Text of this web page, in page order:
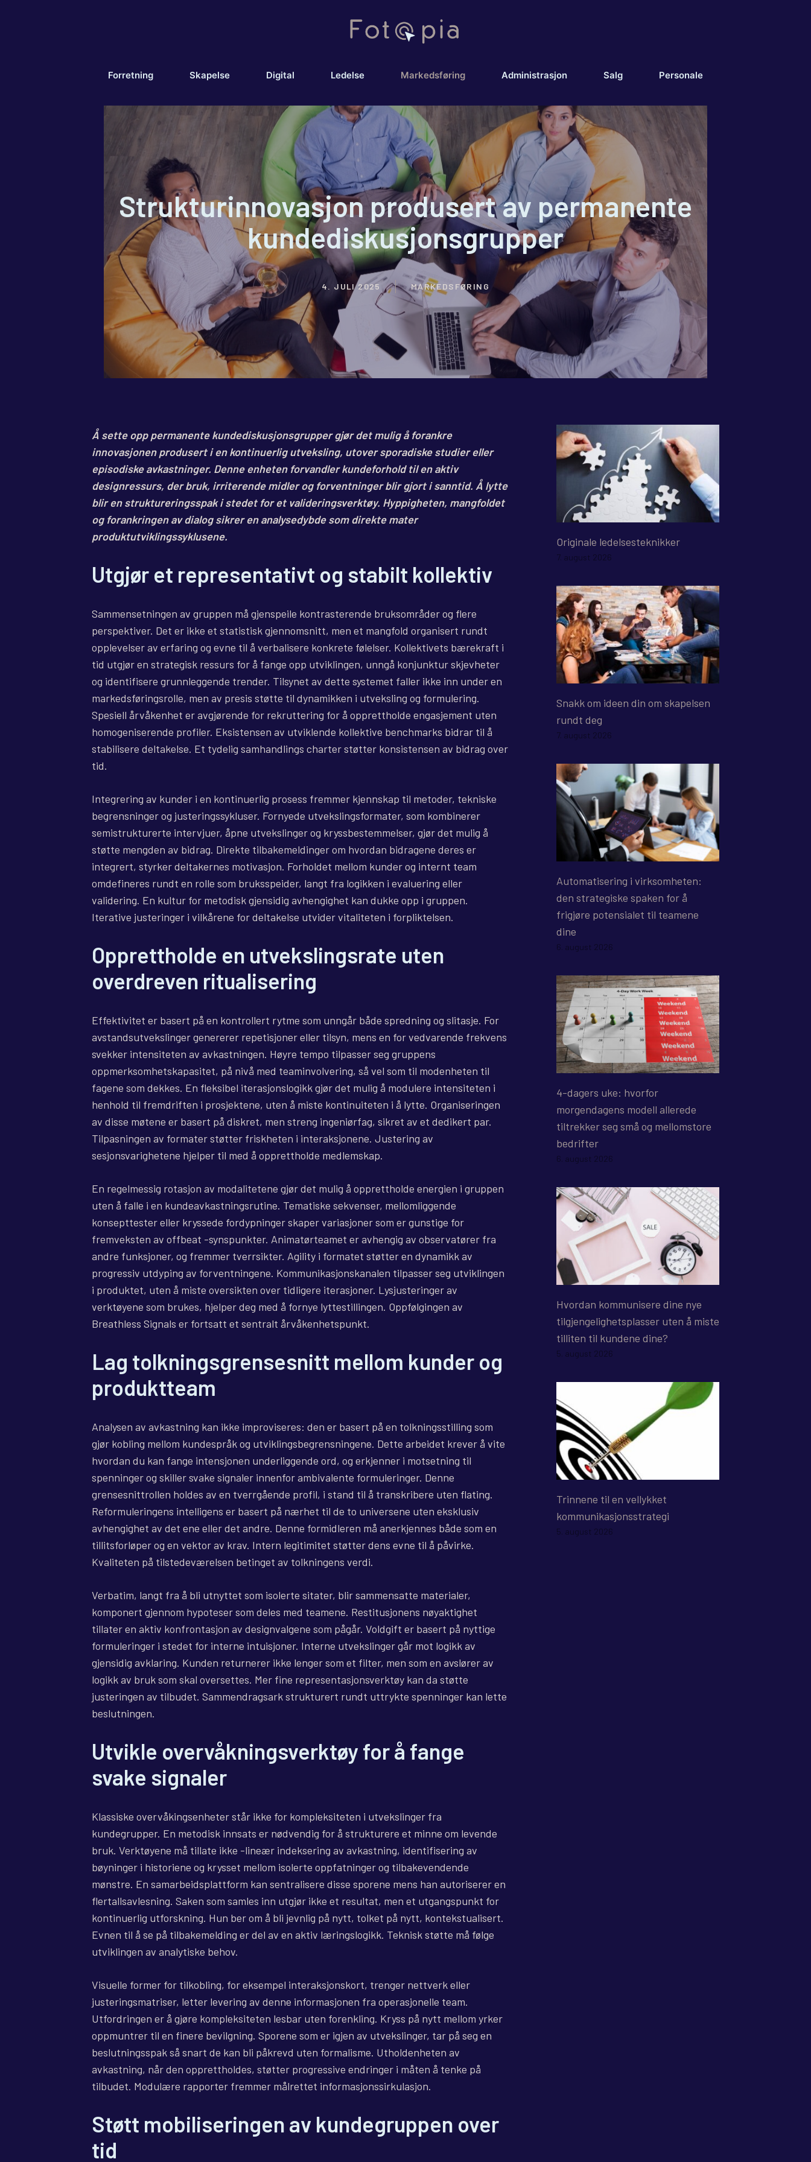
Forretning Skapelse Digital Ledelse Markedsføring Administrasjon Salg Personale
Strukturinnovasjon produsert av permanente
kundediskusjonsgrupper
4. JULI 2025 MARKEDSFØRING
Å sette opp permanente kundediskusjonsgrupper gjør det mulig å forankre
innovasjonen produsert i en kontinuerlig utveksling, utover sporadiske studier eller
episodiske avkastninger. Denne enheten forvandler kundeforhold til en aktiv
designressurs, der bruk, irriterende midler og forventninger blir gjort i sanntid. Å lytte
blir en struktureringsspak i stedet for et valideringsverktøy. Hyppigheten, mangfoldet
og forankringen av dialog sikrer en analysedybde som direkte mater
produktutviklingssyklusene.
Utgjør et representativt og stabilt kollektiv
Sammensetningen av gruppen må gjenspeile kontrasterende bruksområder og flere
perspektiver. Det er ikke et statistisk gjennomsnitt, men et mangfold organisert rundt
opplevelser av erfaring og evne til å verbalisere konkrete følelser. Kollektivets bærekraft i
tid utgjør en strategisk ressurs for å fange opp utviklingen, unngå konjunktur skjevheter
og identifisere grunnleggende trender. Tilsynet av dette systemet faller ikke inn under en
markedsføringsrolle, men av presis støtte til dynamikken i utveksling og formulering.
Spesiell årvåkenhet er avgjørende for rekruttering for å opprettholde engasjement uten
homogeniserende profiler. Eksistensen av utviklende kollektive benchmarks bidrar til å
stabilisere deltakelse. Et tydelig samhandlings charter støtter konsistensen av bidrag over
tid.
Integrering av kunder i en kontinuerlig prosess fremmer kjennskap til metoder, tekniske
begrensninger og justeringssykluser. Fornyede utvekslingsformater, som kombinerer
semistrukturerte intervjuer, åpne utvekslinger og kryssbestemmelser, gjør det mulig å
støtte mengden av bidrag. Direkte tilbakemeldinger om hvordan bidragene deres er
integrert, styrker deltakernes motivasjon. Forholdet mellom kunder og internt team
omdefineres rundt en rolle som bruksspeider, langt fra logikken i evaluering eller
validering. En kultur for metodisk gjensidig avhengighet kan dukke opp i gruppen.
Iterative justeringer i vilkårene for deltakelse utvider vitaliteten i forpliktelsen.
Opprettholde en utvekslingsrate uten
overdreven ritualisering
Effektivitet er basert på en kontrollert rytme som unngår både spredning og slitasje. For
avstandsutvekslinger genererer repetisjoner eller tilsyn, mens en for vedvarende frekvens
svekker intensiteten av avkastningen. Høyre tempo tilpasser seg gruppens
oppmerksomhetskapasitet, på nivå med teaminvolvering, så vel som til modenheten til
fagene som dekkes. En fleksibel iterasjonslogikk gjør det mulig å modulere intensiteten i
henhold til fremdriften i prosjektene, uten å miste kontinuiteten i å lytte. Organiseringen
av disse møtene er basert på diskret, men streng ingeniørfag, sikret av et dedikert par.
Tilpasningen av formater støtter friskheten i interaksjonene. Justering av
sesjonsvarighetene hjelper til med å opprettholde medlemskap.
En regelmessig rotasjon av modalitetene gjør det mulig å opprettholde energien i gruppen
uten å falle i en kundeavkastningsrutine. Tematiske sekvenser, mellomliggende
konsepttester eller kryssede fordypninger skaper variasjoner som er gunstige for
fremveksten av offbeat -synspunkter. Animatørteamet er avhengig av observatører fra
andre funksjoner, og fremmer tverrsikter. Agility i formatet støtter en dynamikk av
progressiv utdyping av forventningene. Kommunikasjonskanalen tilpasser seg utviklingen
i produktet, uten å miste oversikten over tidligere iterasjoner. Lysjusteringer av
verktøyene som brukes, hjelper deg med å fornye lyttestillingen. Oppfølgingen av
Breathless Signals er fortsatt et sentralt årvåkenhetspunkt.
Lag tolkningsgrensesnitt mellom kunder og
produktteam
Analysen av avkastning kan ikke improviseres: den er basert på en tolkningsstilling som
gjør kobling mellom kundespråk og utviklingsbegrensningene. Dette arbeidet krever å vite
hvordan du kan fange intensjonen underliggende ord, og erkjenner i motsetning til
spenninger og skiller svake signaler innenfor ambivalente formuleringer. Denne
grensesnittrollen holdes av en tverrgående profil, i stand til å transkribere uten flating.
Reformuleringens intelligens er basert på nærhet til de to universene uten eksklusiv
avhengighet av det ene eller det andre. Denne formidleren må anerkjennes både som en
tillitsforløper og en vektor av krav. Intern legitimitet støtter dens evne til å påvirke.
Kvaliteten på tilstedeværelsen betinget av tolkningens verdi.
Verbatim, langt fra å bli utnyttet som isolerte sitater, blir sammensatte materialer,
komponert gjennom hypoteser som deles med teamene. Restitusjonens nøyaktighet
tillater en aktiv konfrontasjon av designvalgene som pågår. Voldgift er basert på nyttige
formuleringer i stedet for interne intuisjoner. Interne utvekslinger går mot logikk av
gjensidig avklaring. Kunden returnerer ikke lenger som et filter, men som en avslører av
logikk av bruk som skal oversettes. Mer fine representasjonsverktøy kan da støtte
justeringen av tilbudet. Sammendragsark strukturert rundt uttrykte spenninger kan lette
beslutningen.
Utvikle overvåkningsverktøy for å fange
svake signaler
Klassiske overvåkingsenheter står ikke for kompleksiteten i utvekslinger fra
kundegrupper. En metodisk innsats er nødvendig for å strukturere et minne om levende
bruk. Verktøyene må tillate ikke -lineær indeksering av avkastning, identifisering av
bøyninger i historiene og krysset mellom isolerte oppfatninger og tilbakevendende
mønstre. En samarbeidsplattform kan sentralisere disse sporene mens han autoriserer en
flertallsavlesning. Saken som samles inn utgjør ikke et resultat, men et utgangspunkt for
kontinuerlig utforskning. Hun ber om å bli jevnlig på nytt, tolket på nytt, kontekstualisert.
Evnen til å se på tilbakemelding er del av en aktiv læringslogikk. Teknisk støtte må følge
utviklingen av analytiske behov.
Visuelle former for tilkobling, for eksempel interaksjonskort, trenger nettverk eller
justeringsmatriser, letter levering av denne informasjonen fra operasjonelle team.
Utfordringen er å gjøre kompleksiteten lesbar uten forenkling. Kryss på nytt mellom yrker
oppmuntrer til en finere bevilgning. Sporene som er igjen av utvekslinger, tar på seg en
beslutningsspak så snart de kan bli påkrevd uten formalisme. Utholdenheten av
avkastning, når den opprettholdes, støtter progressive endringer i måten å tenke på
tilbudet. Modulære rapporter fremmer målrettet informasjonssirkulasjon.
Støtt mobiliseringen av kundegruppen over
tid
Originale ledelsesteknikker
7. august 2026
Snakk om ideen din om skapelsen
rundt deg
7. august 2026
Automatisering i virksomheten:
den strategiske spaken for å
frigjøre potensialet til teamene
dine
6. august 2026
4-dagers uke: hvorfor
morgendagens modell allerede
tiltrekker seg små og mellomstore
bedrifter
6. august 2026
Hvordan kommunisere dine nye
tilgjengelighetsplasser uten å miste
tilliten til kundene dine?
5. august 2026
Trinnene til en vellykket
kommunikasjonsstrategi
5. august 2026